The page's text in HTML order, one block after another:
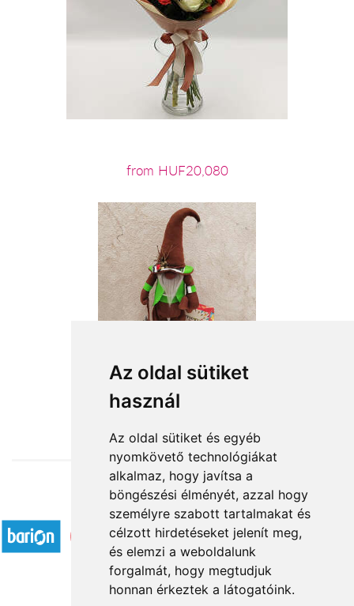
Az oldal sütiket
használ
Az oldal sütiket és egyéb
nyomkövető technológiákat
alkalmaz, hogy javítsa a
böngészési élményét, azzal hogy
személyre szabott tartalmakat és
célzott hirdetéseket jelenít meg,
és elemzi a weboldalunk
forgalmát, hogy megtudjuk
honnan érkeztek a látogatóink.
from HUF20,080
from HUF19,400
Accepted payment methods